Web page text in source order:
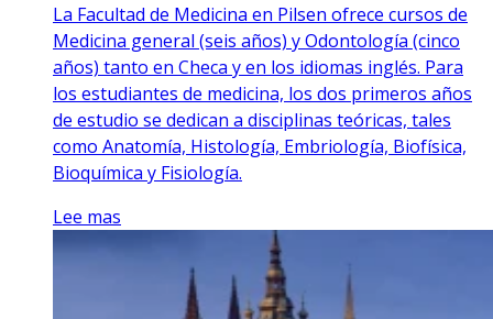
La Facultad de Medicina en Pilsen ofrece cursos de
Medicina general (seis años) y Odontología (cinco
años) tanto en Checa y en los idiomas inglés. Para
los estudiantes de medicina, los dos primeros años
de estudio se dedican a disciplinas teóricas, tales
como Anatomía, Histología, Embriología, Biofísica,
Bioquímica y Fisiología.
Lee mas